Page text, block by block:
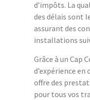
d’impôts. La
des délais sont
assurant des
installations
Grâce à un Cap
d’expérience en
offre des
pour tous vos